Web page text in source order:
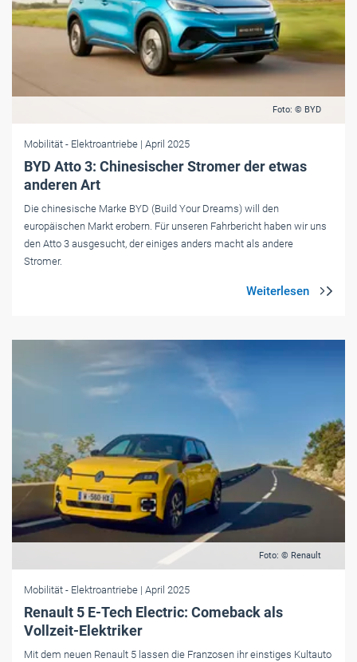
Foto: © BYD
Mobilität - Elektroantriebe | April 2025
BYD Atto 3: Chinesischer Stromer der etwas
anderen Art
Die chinesische Marke BYD (Build Your Dreams) will den
europäischen Markt erobern. Für unseren Fahrbericht haben wir uns
den Atto 3 ausgesucht, der einiges anders macht als andere
Stromer.
Foto: © Renault
Mobilität - Elektroantriebe | April 2025
Renault 5 E-Tech Electric: Comeback als
Vollzeit-Elektriker
Mit dem neuen Renault 5 lassen die Franzosen ihr einstiges Kultauto